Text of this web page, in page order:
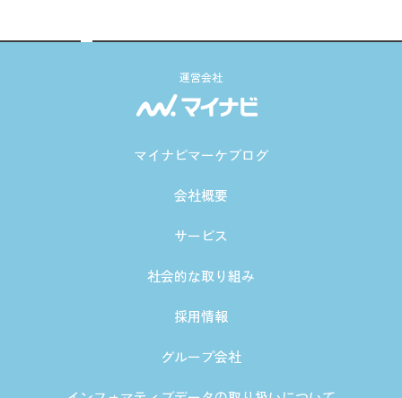
運営会社
マイナビマーケブログ
会社概要
サービス
社会的な取り組み
採用情報
グループ会社